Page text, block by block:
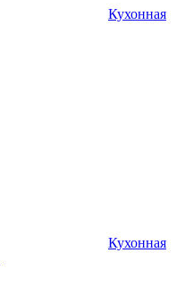
Кухонная
Кухонная